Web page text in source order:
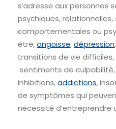
s’adresse aux personnes
psychiques, relationnelles,
comportementales ou
être,angoisse,dépression
transitions de vie difficiles,
sentiments de culpabilité,
inhibitions,addictions,
de symptômes qui
nécessité d’entreprendre